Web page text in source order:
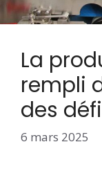
La
rempli
des
6 mars 2025